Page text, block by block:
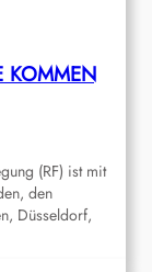
KOMMEN
(RF) ist mit
den
Düsseldorf,